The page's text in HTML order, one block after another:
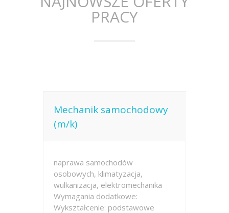
PRACY
Mechanik samochodowy
(m/k)
naprawa samochodów
osobowych, klimatyzacja,
wulkanizacja, elektromechanika
Wymagania dodatkowe:
Wykształcenie: podstawowe